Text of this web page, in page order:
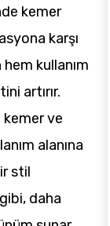
kemer
karşı
kullanım
artırır.
kemer ve
alanına
stil
daha